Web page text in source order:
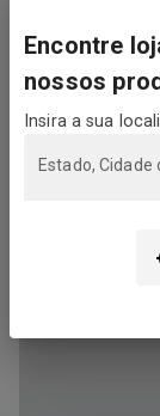
Encontre
nossos
Insira a sua
Estado, Cidade